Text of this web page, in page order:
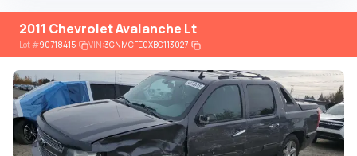
2011 Chevrolet Avalanche Lt
Lot#90718415 VIN:3GNMCFE0XBG113027